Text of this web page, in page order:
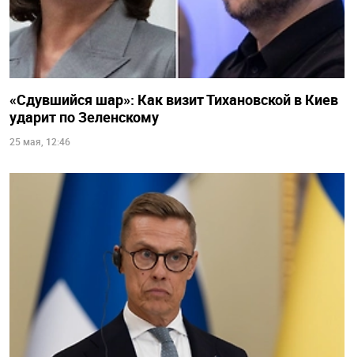
«Сдувшийся шар»: Как визит Тихановской в Киев
ударит по Зеленскому
25 мая, 12:46